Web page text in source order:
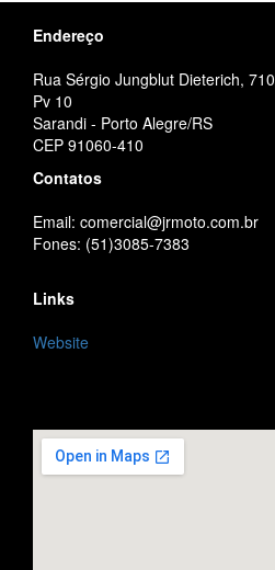
Endereço
Rua Sérgio Jungblut Dieterich, 710
Pv 10
Sarandi - Porto Alegre/RS
CEP 91060-410
Contatos
Email: comercial@jrmoto.com.br
Fones: (51)3085-7383
Links
Website